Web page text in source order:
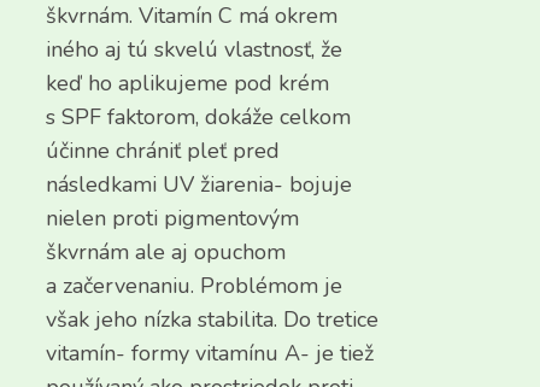
škvrnám. Vitamín C má okrem
iného aj tú skvelú vlastnosť, že
keď ho aplikujeme pod krém
s SPF faktorom, dokáže celkom
účinne chrániť pleť pred
následkami UV žiarenia- bojuje
nielen proti pigmentovým
škvrnám ale aj opuchom
a začervenaniu. Problémom je
však jeho nízka stabilita. Do tretice
vitamín- formy vitamínu A- je tiež